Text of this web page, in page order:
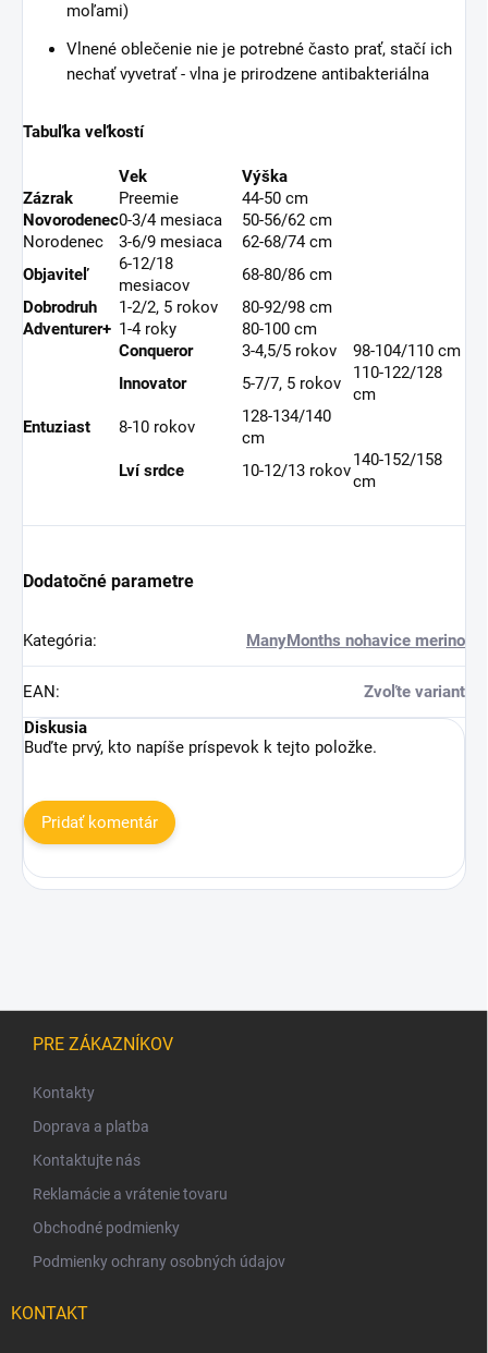
moľami)
Vlnené oblečenie nie je potrebné často prať, stačí ich
nechať vyvetrať - vlna je prirodzene antibakteriálna
Tabuľka veľkostí
Vek
Výška
Zázrak
Preemie
44-50 cm
Novorodenec0-3/4 mesiaca
50-56/62 cm
Norodenec
3-6/9 mesiaca
62-68/74 cm
Objaviteľ
6-12/18
mesiacov
68-80/86 cm
Dobrodruh
1-2/2, 5 rokov
80-92/98 cm
Adventurer+ 1-4 roky
80-100 cm
Conqueror
3-4,5/5 rokov
98-104/110 cm
Innovator
5-7/7, 5 rokov
110-122/128
cm
Entuziast
8-10 rokov
128-134/140
cm
Lví srdce
10-12/13 rokov
140-152/158
cm
Dodatočné parametre
Kategória: ManyMonths nohavice merino
EAN:
Zvoľte variant
Diskusia
Buďte prvý, kto napíše príspevok k tejto položke.
Pridať komentár
PRE ZÁKAZNÍKOV
Kontakty
Doprava a platba
Kontaktujte nás
Reklamácie a vrátenie tovaru
Obchodné podmienky
Podmienky ochrany osobných údajov
KONTAKT